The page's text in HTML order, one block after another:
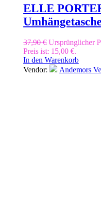
ELLE PORTE
37,90€ Ursprünglicher
Preis ist: 15,00 €.
In den Warenkorb
Vendor:
Andemors